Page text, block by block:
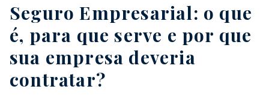
Seguro Empresarial: o que
é, para que serve e por que
sua empresa deveria
contratar?